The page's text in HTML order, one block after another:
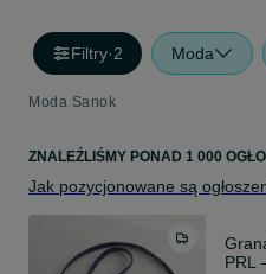
Filtry·2 Moda
Moda Sanok
ZNALEŹLIŚMY PONAD 1 000
Jak pozycjonowane są
PRL